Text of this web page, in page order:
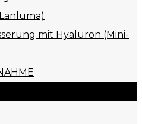
mit Hyaluron (Mini-